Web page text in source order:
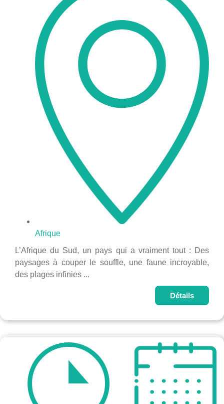
Afrique
L’Afrique du Sud, un pays qui a vraiment tout : Des
paysages à couper le souffle, une faune incroyable,
des plages infinies ...
Détails